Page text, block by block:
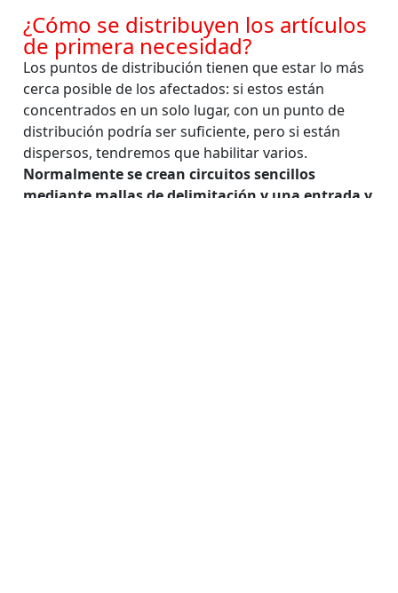
¿Cómo se distribuyen los artículos
de primera necesidad?
Los puntos de distribución tienen que estar lo más
cerca posible de los afectados: si estos están
concentrados en un solo lugar, con un punto de
distribución podría ser suficiente, pero si están
dispersos, tendremos que habilitar varios.
Normalmente se crean circuitos sencillos
mediante mallas de delimitación y una entrada y